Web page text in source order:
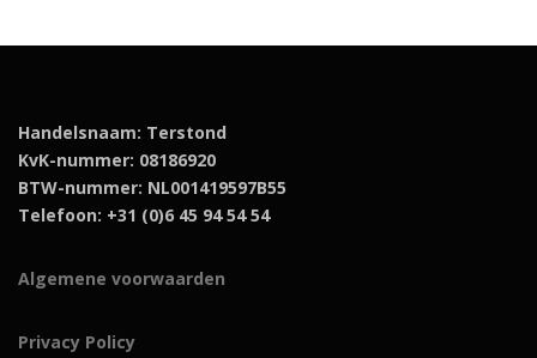
Handelsnaam: Terstond
KvK-nummer: 08186920
BTW-nummer: NL001419597B55
Telefoon: +31 (0)6 45 94 54 54
Algemene voorwaarden
Privacy Policy